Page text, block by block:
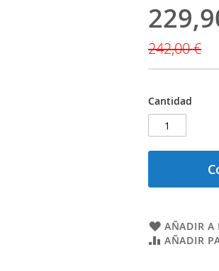
Precio
especial
242,00 €
Cantidad
AÑADIR A
AÑADIR